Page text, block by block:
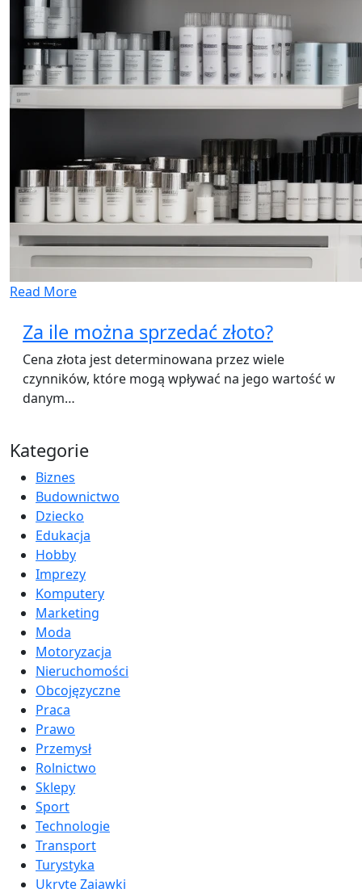
Read More
Za ile można sprzedać złoto?
Cena złota jest determinowana przez wiele
czynników, które mogą wpływać na jego wartość w
danym…
Kategorie
Biznes
Budownictwo
Dziecko
Edukacja
Hobby
Imprezy
Komputery
Marketing
Moda
Motoryzacja
Nieruchomości
Obcojęzyczne
Praca
Prawo
Przemysł
Rolnictwo
Sklepy
Sport
Technologie
Transport
Turystyka
Ukryte Zajawki